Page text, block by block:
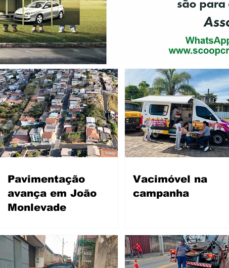
Pavimentação
avança em João
Monlevade
Vacimóvel na
campanha